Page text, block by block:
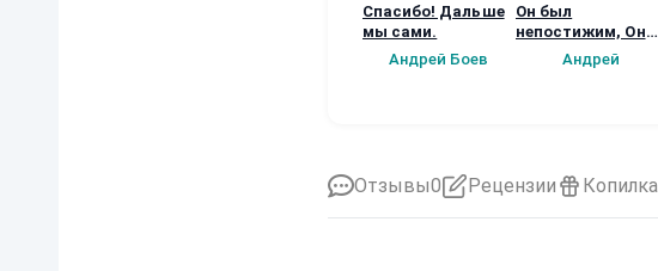
Спасибо! Дальше
мы сами.
Андрей Боев
Он был
непостижим, Он
был прекрасен
Андрей
Отзывы0 Рецензии Копилка